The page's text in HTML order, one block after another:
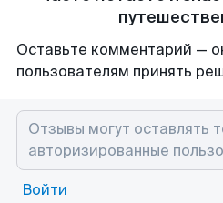
Оставьте комментарий —
пользователям принять
Войти